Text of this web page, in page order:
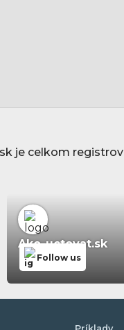
je celkom
Ako-uctovat.sk
Follow us